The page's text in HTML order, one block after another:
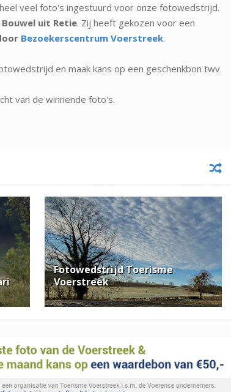
veel foto's ingestuurd voor onze fotowedstrijd.
uit Retie. Zij heeft gekozen voor een
Bezoekerscentrum Voerstreek.
en maak kans op een geschenkbon twv
van de winnende foto's.
Fotowedstrijd Toerisme
Voerstreek